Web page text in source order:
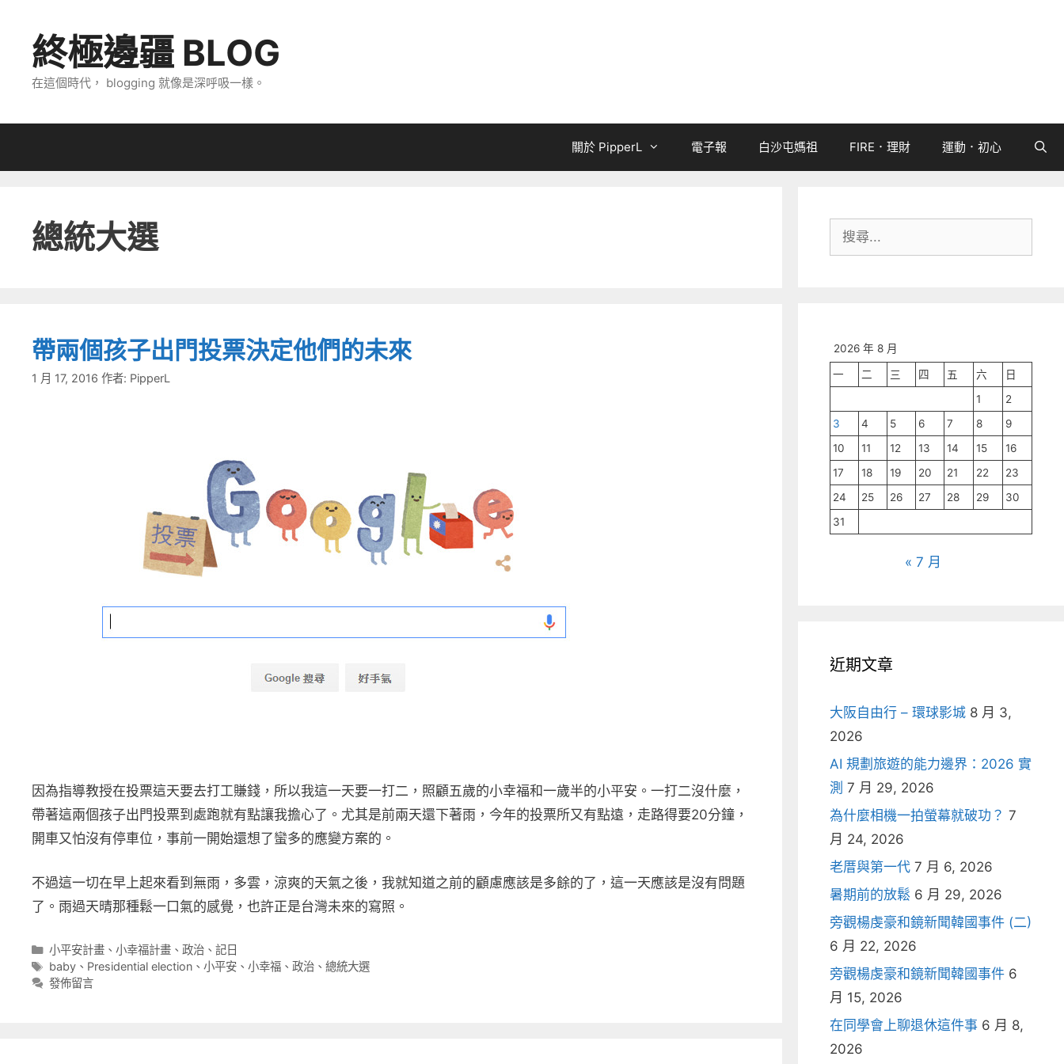
終極邊疆 BLOG
在這個時代， blogging 就像是深呼吸一樣。
關於 PipperL 電子報 白沙屯媽祖 FIRE．理財 運動．初心
總統大選
帶兩個孩子出門投票決定他們的未來
1 月 17, 2016 作者: PipperL
因為指導教授在投票這天要去打工賺錢，所以我這一天要一打二，照顧五歲的小幸福和一歲半的小平安。一打二沒什麼，
帶著這兩個孩子出門投票到處跑就有點讓我擔心了。尤其是前兩天還下著雨，今年的投票所又有點遠，走路得要20分鐘，
開車又怕沒有停車位，事前一開始還想了蠻多的應變方案的。
不過這一切在早上起來看到無雨，多雲，涼爽的天氣之後，我就知道之前的顧慮應該是多餘的了，這一天應該是沒有問題
了。雨過天晴那種鬆一口氣的感覺，也許正是台灣未來的寫照。
分
類
小平安計畫、 小幸福計畫、 政治、 記日
標
籤
baby、 Presidential election、 小平安、 小幸福、 政治、 總統大選
發佈留言
尋:
2026 年 8 月
一 二 三 四 五 六
日
1
2
3
4 5 6 7 8
9
10
11 12 13 14 15
16
17
18 19 20 21 22
23
24
25 26 27 28 29
30
31
« 7 月
近期文章
大阪自由行 – 環球影城 8 月 3,
2026
AI 規劃旅遊的能力邊界：2026 實
測 7 月 29, 2026
為什麼相機一拍螢幕就破功？ 7
月 24, 2026
老厝與第一代 7 月 6, 2026
暑期前的放鬆 6 月 29, 2026
旁觀楊虔豪和鏡新聞韓國事件 (二)
6 月 22, 2026
旁觀楊虔豪和鏡新聞韓國事件 6
月 15, 2026
在同學會上聊退休這件事 6 月 8,
2026